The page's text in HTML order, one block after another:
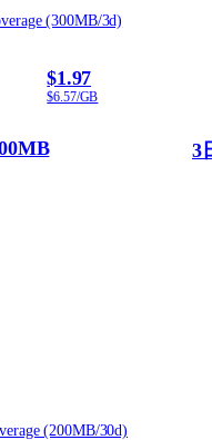
(300MB/3d)
$1.97
$6.57/GB
3
(200MB/30d)